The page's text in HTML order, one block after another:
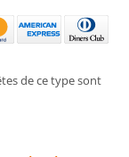
de ce type sont